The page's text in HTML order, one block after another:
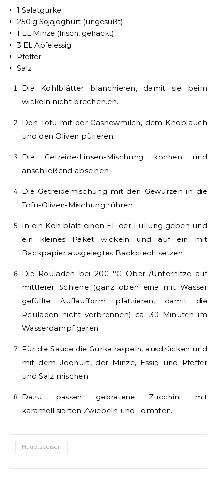
1 Salatgurke
250 g Sojajoghurt (ungesüßt)
1 EL Minze (frisch, gehackt)
3 EL Apfelessig
Pfeffer
Salz
Die Kohlblätter blanchieren, damit sie beim
wickeln nicht brechen.en.
Den Tofu mit der Cashewmilch, dem Knoblauch
und den Oliven pürieren.
Die Getreide-Linsen-Mischung kochen und
anschließend abseihen.
Die Getreidemischung mit den Gewürzen in die
Tofu-Oliven-Mischung rühren.
In ein Kohlblatt einen EL der Füllung geben und
ein kleines Paket wickeln und auf ein mit
Backpapier ausgelegtes Backblech setzen.
Die Rouladen bei 200 °C Ober-/Unterhitze auf
mittlerer Schiene (ganz oben eine mit Wasser
gefüllte Auflaufform platzieren, damit die
Rouladen nicht verbrennen) ca. 30 Minuten im
Wasserdampf garen.
Für die Sauce die Gurke raspeln, ausdrücken und
mit dem Joghurt, der Minze, Essig und Pfeffer
und Salz mischen.
Dazu passen gebratene Zucchini mit
karamellisierten Zwiebeln und Tomaten.
Hauptspeisen